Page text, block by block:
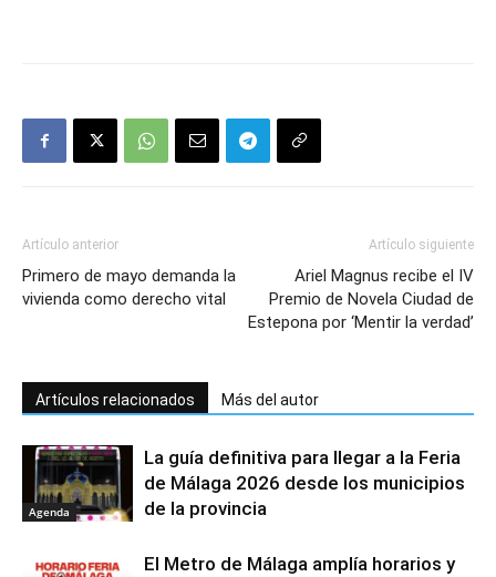
Artículo anterior
Primero de mayo demanda la
vivienda como derecho vital
Artículo siguiente
Ariel Magnus recibe el IV
Premio de Novela Ciudad de
Estepona por ‘Mentir la verdad’
Artículos relacionados Más del autor
Agenda
La guía definitiva para llegar a la Feria
de Málaga 2026 desde los municipios
de la provincia
El Metro de Málaga amplía horarios y